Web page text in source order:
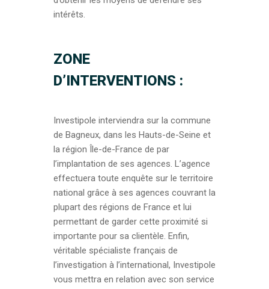
intérêts.
ZONE
D’INTERVENTIONS :
Investipole interviendra sur la commune
de Bagneux, dans les Hauts-de-Seine et
la région Île-de-France de par
l’implantation de ses agences. L’agence
effectuera toute enquête sur le territoire
national grâce à ses agences couvrant la
plupart des régions de France et lui
permettant de garder cette proximité si
importante pour sa clientèle. Enfin,
véritable spécialiste français de
l’investigation à l’international, Investipole
vous mettra en relation avec son service